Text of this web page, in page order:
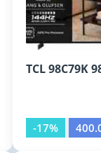
TCL 98C79K
-17%